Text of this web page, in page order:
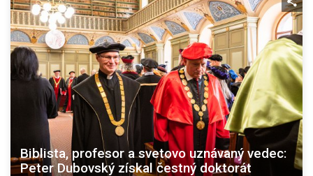
Biblista, profesor a svetovo uznávaný vedec:
Peter Dubovský získal čestný doktorát